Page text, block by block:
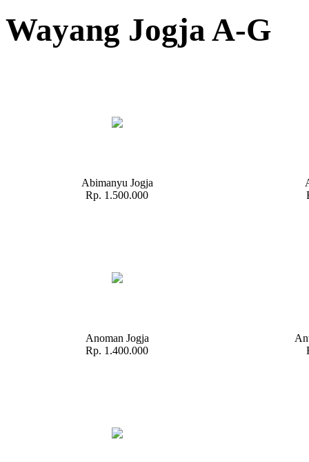
Wayang Jogja A-G
Abimanyu Jogja
Rp. 1.500.000
Anoman Jogja
Rp. 1.400.000